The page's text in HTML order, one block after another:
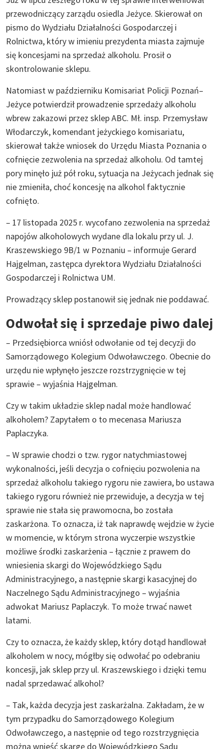
przewodniczący zarządu osiedla Jeżyce. Skierował on
pismo do Wydziału Działalności Gospodarczej i
Rolnictwa, który w imieniu prezydenta miasta zajmuje
się koncesjami na sprzedaż alkoholu. Prosił o
skontrolowanie sklepu.
Natomiast w październiku Komisariat Policji Poznań–
Jeżyce potwierdził prowadzenie sprzedaży alkoholu
wbrew zakazowi przez sklep ABC. Mł. insp. Przemysław
Włodarczyk, komendant jeżyckiego komisariatu,
skierował także wniosek do Urzędu Miasta Poznania o
cofnięcie zezwolenia na sprzedaż alkoholu. Od tamtej
pory minęło już pół roku, sytuacja na Jeżycach jednak się
nie zmieniła, choć koncesję na alkohol faktycznie
cofnięto.
– 17 listopada 2025 r. wycofano zezwolenia na sprzedaż
napojów alkoholowych wydane dla lokalu przy ul. J.
Kraszewskiego 9B/1 w Poznaniu – informuje Gerard
Hajgelman, zastępca dyrektora Wydziału Działalności
Gospodarczej i Rolnictwa UM.
Prowadzący sklep postanowił się jednak nie poddawać.
Odwołał się i sprzedaje piwo dalej
– Przedsiębiorca wniósł odwołanie od tej decyzji do
Samorządowego Kolegium Odwoławczego. Obecnie do
urzędu nie wpłynęło jeszcze rozstrzygnięcie w tej
sprawie – wyjaśnia Hajgelman.
Czy w takim układzie sklep nadal może handlować
alkoholem? Zapytałem o to mecenasa Mariusza
Paplaczyka.
– W sprawie chodzi o tzw. rygor natychmiastowej
wykonalności, jeśli decyzja o cofnięciu pozwolenia na
sprzedaż alkoholu takiego rygoru nie zawiera, bo ustawa
takiego rygoru również nie przewiduje, a decyzja w tej
sprawie nie stała się prawomocna, bo została
zaskarżona. To oznacza, iż tak naprawdę wejdzie w życie
w momencie, w którym strona wyczerpie wszystkie
możliwe środki zaskarżenia – łącznie z prawem do
wniesienia skargi do Wojewódzkiego Sądu
Administracyjnego, a następnie skargi kasacyjnej do
Naczelnego Sądu Administracyjnego – wyjaśnia
adwokat Mariusz Paplaczyk. To może trwać nawet
latami.
Czy to oznacza, że każdy sklep, który dotąd handlował
alkoholem w nocy, mógłby się odwołać po odebraniu
koncesji, jak sklep przy ul. Kraszewskiego i dzięki temu
nadal sprzedawać alkohol?
– Tak, każda decyzja jest zaskarżalna. Zakładam, że w
tym przypadku do Samorządowego Kolegium
Odwoławczego, a następnie od tego rozstrzygnięcia
można wnieść skargę do Wojewódzkiego Sądu